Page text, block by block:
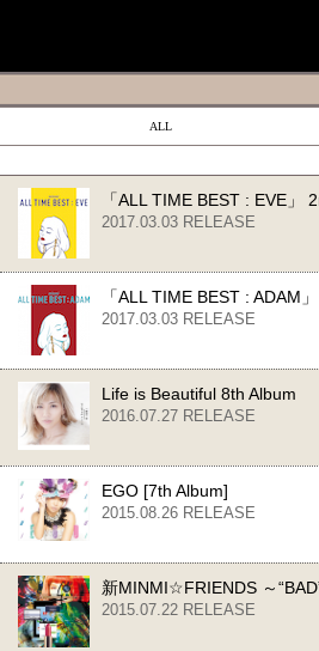
ALL
「ALL TIME BEST : EVE」
2017.03.03 RELEASE
「ALL TIME BEST : ADAM
2017.03.03 RELEASE
Life is Beautiful 8th Album
2016.07.27 RELEASE
EGO [7th Album]
2015.08.26 RELEASE
新MINMI☆FRIENDS ～
2015.07.22 RELEASE